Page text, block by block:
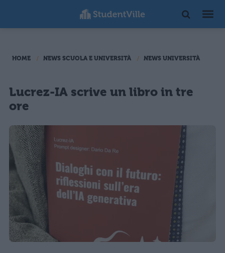
HOME NEWS SCUOLA E UNIVERSITÀ NEWS UNIVERSITÀ
Lucrez-IA scrive un libro in tre
ore